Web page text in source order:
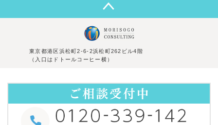
東京都港区浜松町2-6-2浜松町262ビル4階
（入口はドトールコーヒー横）